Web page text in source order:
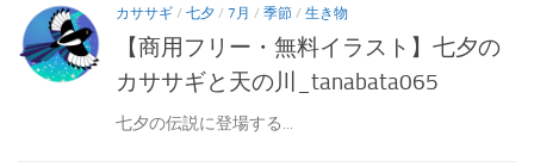
カササギ / 七夕 / 7月 / 季節 / 生き物
【商用フリー・無料イラスト】七夕の
カササギと天の川_tanabata065
七夕の伝説に登場する...